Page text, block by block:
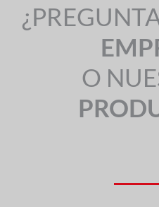
O